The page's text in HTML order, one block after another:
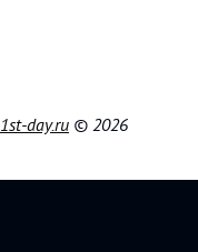
1st-day.ru © 2026